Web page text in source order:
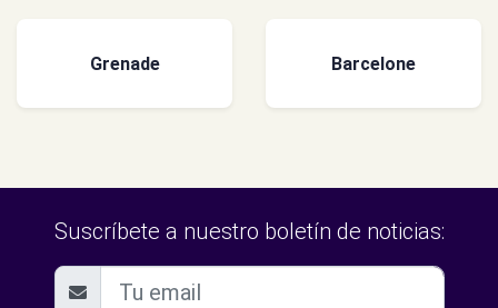
Grenade Barcelone
Suscríbete a nuestro boletín de noticias: